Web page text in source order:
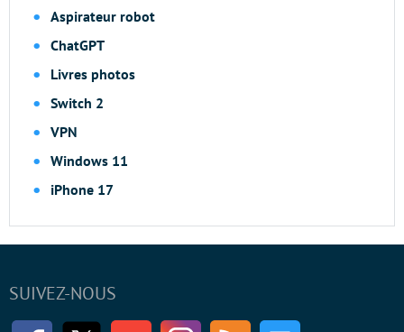
Aspirateur robot
ChatGPT
Livres photos
Switch 2
VPN
Windows 11
iPhone 17
SUIVEZ-NOUS